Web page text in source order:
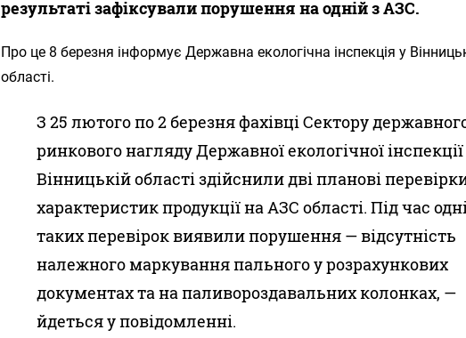
результаті зафіксували порушення на одній з АЗС.
Про це 8 березня інформує Державна екологічна інспекція у
області.
З 25 лютого по 2 березня фахівці Сектору
ринкового нагляду Державної екологічної
Вінницькій області здійснили дві планові
характеристик продукції на АЗС області. Під час
таких перевірок виявили порушення — відсутність
належного маркування пального у розрахункових
документах та на паливороздавальних колонках, —
йдеться у повідомленні.